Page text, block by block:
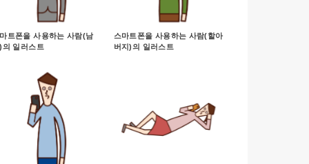
트폰을 사용하는 사람(남
의 일러스트
스마트폰을 사용하는 사람(할아
버지)의 일러스트